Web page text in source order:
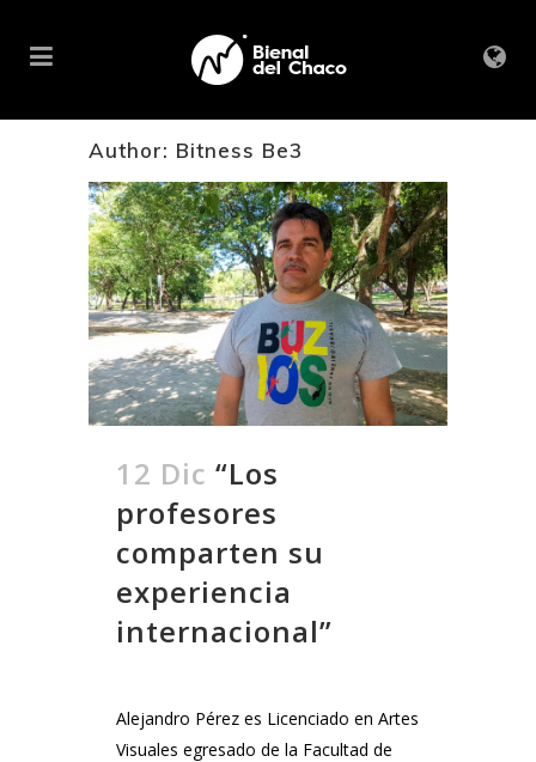
Author: Bitness Be3
12 Dic “Los
profesores
comparten su
experiencia
internacional”
Alejandro Pérez es Licenciado en Artes
Visuales egresado de la Facultad de